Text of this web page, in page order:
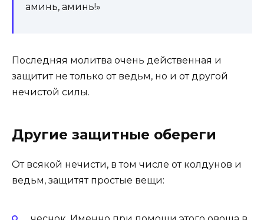
аминь, аминь!»
Последняя молитва очень действенная и
защитит не только от ведьм, но и от другой
нечистой силы.
Другие защитные обереги
От всякой нечисти, в том числе от колдунов и
ведьм, защитят простые вещи: